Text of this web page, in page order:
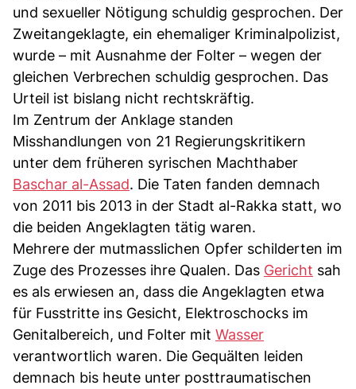
und sexueller Nötigung schuldig gesprochen. Der
Zweitangeklagte, ein ehemaliger Kriminalpolizist,
wurde – mit Ausnahme der Folter – wegen der
gleichen Verbrechen schuldig gesprochen. Das
Urteil ist bislang nicht rechtskräftig.
Im Zentrum der Anklage standen
Misshandlungen von 21 Regierungskritikern
unter dem früheren syrischen Machthaber
Baschar al-Assad. Die Taten fanden demnach
von 2011 bis 2013 in der Stadt al-Rakka statt, wo
die beiden Angeklagten tätig waren.
Mehrere der mutmasslichen Opfer schilderten im
Zuge des Prozesses ihre Qualen. Das Gericht sah
es als erwiesen an, dass die Angeklagten etwa
für Fusstritte ins Gesicht, Elektroschocks im
Genitalbereich, und Folter mit Wasser
verantwortlich waren. Die Gequälten leiden
demnach bis heute unter posttraumatischen